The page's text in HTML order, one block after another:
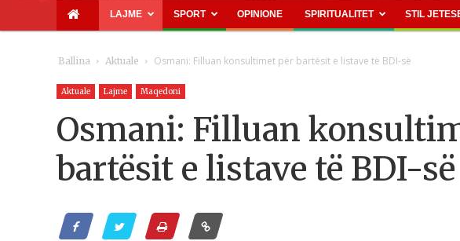
LAJME SPORT OPINIONE SPIRITUALITET STIL
Ballina Aktuale Osmani: Filluan konsultimet për bartësit e listave të BDI-së
Aktuale Lajme Maqedoni
Osmani: Filluan
bartësit e listave të BDI-së